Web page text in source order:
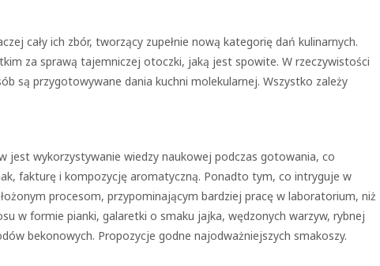
cały ich zbór, tworzący zupełnie nową kategorię dań kulinarnych.
za sprawą tajemniczej otoczki, jaką jest spowite. W rzeczywistości
są przygotowywane dania kuchni molekularnej. Wszystko zależy
jest wykorzystywanie wiedzy naukowej podczas gotowania, co
fakturę i kompozycję aromatyczną. Ponadto tym, co intryguje w
procesom, przypominającym bardziej pracę w laboratorium, niż
w formie pianki, galaretki o smaku jajka, wędzonych warzyw, rybnej
bekonowych. Propozycje godne najodważniejszych smakoszy.